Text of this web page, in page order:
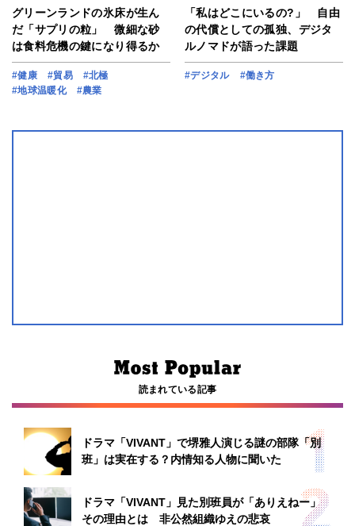
グリーンランドの氷床が生ん
だ「サプリの粒」 微細な砂
は食料危機の鍵になり得るか
#健康 #貿易
#北極
#地球温暖化
#農業
「私はどこにいるの?」 自由
の代償としての孤独、デジタ
ルノマドが語った課題
#デジタル #働き方
読まれている記事
ドラマ「VIVANT」で堺雅人演じる謎の部隊「別
班」は実在する？内情知る人物に聞いた
ドラマ「VIVANT」見た別班員が「ありえねー」
その理由とは 非公然組織ゆえの悲哀